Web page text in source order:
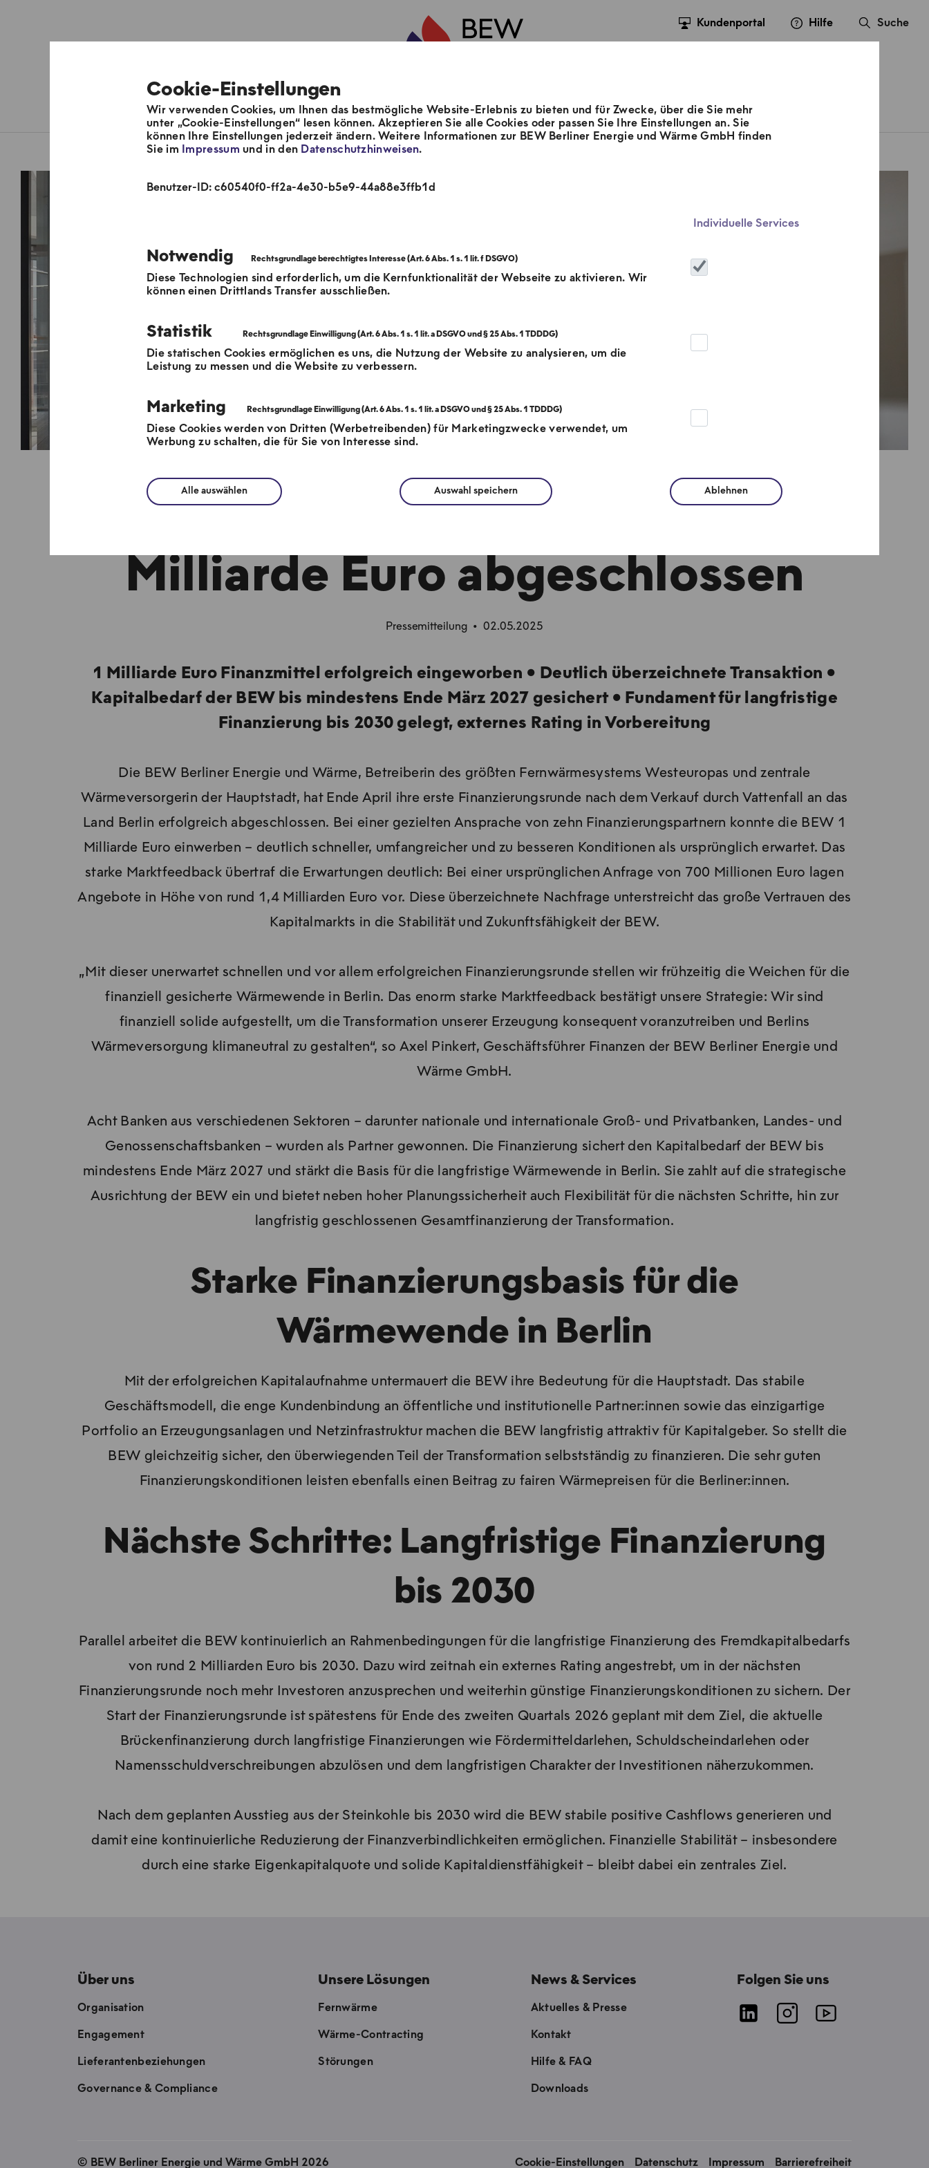
Fernwärmesystem Unsere Lösungen Aktuelles & Presse Kontakt
Kundenportal Hilfe Suche
Erste Finanzierungsrunde mit 1
Milliarde Euro abgeschlossen
Pressemitteilung • 02.05.2025
1 Milliarde Euro Finanzmittel erfolgreich eingeworben ● Deutlich überzeichnete Transaktion ●
Kapitalbedarf der BEW bis mindestens Ende März 2027 gesichert ● Fundament für langfristige
Finanzierung bis 2030 gelegt, externes Rating in Vorbereitung
Die BEW Berliner Energie und Wärme, Betreiberin des größten Fernwärmesystems Westeuropas und zentrale
Wärmeversorgerin der Hauptstadt, hat Ende April ihre erste Finanzierungsrunde nach dem Verkauf durch Vattenfall an das
Land Berlin erfolgreich abgeschlossen. Bei einer gezielten Ansprache von zehn Finanzierungspartnern konnte die BEW 1
Milliarde Euro einwerben – deutlich schneller, umfangreicher und zu besseren Konditionen als ursprünglich erwartet. Das
starke Marktfeedback übertraf die Erwartungen deutlich: Bei einer ursprünglichen Anfrage von 700 Millionen Euro lagen
Angebote in Höhe von rund 1,4 Milliarden Euro vor. Diese überzeichnete Nachfrage unterstreicht das große Vertrauen des
Kapitalmarkts in die Stabilität und Zukunftsfähigkeit der BEW.
„Mit dieser unerwartet schnellen und vor allem erfolgreichen Finanzierungsrunde stellen wir frühzeitig die Weichen für die
finanziell gesicherte Wärmewende in Berlin. Das enorm starke Marktfeedback bestätigt unsere Strategie: Wir sind
finanziell solide aufgestellt, um die Transformation unserer Erzeugung konsequent voranzutreiben und Berlins
Wärmeversorgung klimaneutral zu gestalten“, so Axel Pinkert, Geschäftsführer Finanzen der BEW Berliner Energie und
Wärme GmbH.
Acht Banken aus verschiedenen Sektoren – darunter nationale und internationale Groß- und Privatbanken, Landes- und
Genossenschaftsbanken – wurden als Partner gewonnen. Die Finanzierung sichert den Kapitalbedarf der BEW bis
mindestens Ende März 2027 und stärkt die Basis für die langfristige Wärmewende in Berlin. Sie zahlt auf die strategische
Ausrichtung der BEW ein und bietet neben hoher Planungssicherheit auch Flexibilität für die nächsten Schritte, hin zur
langfristig geschlossenen Gesamtfinanzierung der Transformation.
Starke Finanzierungsbasis für die
Wärmewende in Berlin
Mit der erfolgreichen Kapitalaufnahme untermauert die BEW ihre Bedeutung für die Hauptstadt. Das stabile
Geschäftsmodell, die enge Kundenbindung an öffentliche und institutionelle Partner:innen sowie das einzigartige
Portfolio an Erzeugungsanlagen und Netzinfrastruktur machen die BEW langfristig attraktiv für Kapitalgeber. So stellt die
BEW gleichzeitig sicher, den überwiegenden Teil der Transformation selbstständig zu finanzieren. Die sehr guten
Finanzierungskonditionen leisten ebenfalls einen Beitrag zu fairen Wärmepreisen für die Berliner:innen.
Nächste Schritte: Langfristige Finanzierung
bis 2030
Parallel arbeitet die BEW kontinuierlich an Rahmenbedingungen für die langfristige Finanzierung des Fremdkapitalbedarfs
von rund 2 Milliarden Euro bis 2030. Dazu wird zeitnah ein externes Rating angestrebt, um in der nächsten
Finanzierungsrunde noch mehr Investoren anzusprechen und weiterhin günstige Finanzierungskonditionen zu sichern. Der
Start der Finanzierungsrunde ist spätestens für Ende des zweiten Quartals 2026 geplant mit dem Ziel, die aktuelle
Brückenfinanzierung durch langfristige Finanzierungen wie Fördermitteldarlehen, Schuldscheindarlehen oder
Namensschuldverschreibungen abzulösen und dem langfristigen Charakter der Investitionen näherzukommen.
Nach dem geplanten Ausstieg aus der Steinkohle bis 2030 wird die BEW stabile positive Cashflows generieren und
damit eine kontinuierliche Reduzierung der Finanzverbindlichkeiten ermöglichen. Finanzielle Stabilität – insbesondere
durch eine starke Eigenkapitalquote und solide Kapitaldienstfähigkeit – bleibt dabei ein zentrales Ziel.
Cookie-Einstellungen
Wir verwenden Cookies, um Ihnen das bestmögliche Website-Erlebnis zu bieten und für Zwecke, über die Sie mehr
unter „Cookie-Einstellungen“ lesen können. Akzeptieren Sie alle Cookies oder passen Sie Ihre Einstellungen an. Sie
können Ihre Einstellungen jederzeit ändern. Weitere Informationen zur BEW Berliner Energie und Wärme GmbH finden
Sie im
Impressum und in den Datenschutzhinweisen.
Benutzer-ID: c60540f0-ff2a-4e30-b5e9-44a88e3ffb1d
Individuelle Services
Notwendig
Diese Technologien sind erforderlich, um die Kernfunktionalität der Webseite zu aktivieren. Wir
können einen Drittlands Transfer ausschließen.
Statistik
Die statischen Cookies ermöglichen es uns, die Nutzung der Website zu analysieren, um die
Leistung zu messen und die Website zu verbessern.
Marketing
Diese Cookies werden von Dritten (Werbetreibenden) für Marketingzwecke verwendet, um
Werbung zu schalten, die für Sie von Interesse sind.
Alle auswählen Auswahl speichern Ablehnen
Über uns
Organisation
Engagement
Lieferantenbeziehungen
Governance & Compliance
Unsere Lösungen
Fernwärme
Wärme-Contracting
Störungen
News & Services
Aktuelles & Presse
Kontakt
Hilfe & FAQ
Downloads
Folgen Sie uns
© BEW Berliner Energie und Wärme GmbH 2026 Cookie-Einstellungen Datenschutz Impressum Barrierefreiheit